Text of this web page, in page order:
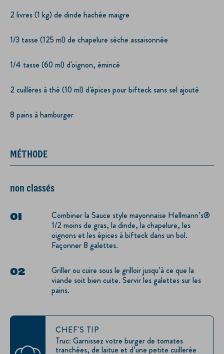
2 livres (1 kg) de dinde hachée maigre
1/3 tasse (125 ml) de chapelure sèche assaisonnée
1/4 tasse (60 ml) d'oignon, émincé
2 cuillères à thé (10 ml) d'épices pour bifteck sans sel ajouté
8 pains à hamburger
MÉTHODE
non classés
Combiner la Sauce style mayonnaise Hellmann’s®
1/2 moins de gras, la dinde, la chapelure, les
oignons et les épices à bifteck dans un bol.
Façonner 8 galettes.
Griller ou cuire sous le grilloir jusqu’à ce que la
viande soit bien cuite. Servir les galettes sur les
pains.
CHEF'S TIP
Truc: Garnissez votre burger de tomates
tranchées, de laitue et d’une petite cuillerée